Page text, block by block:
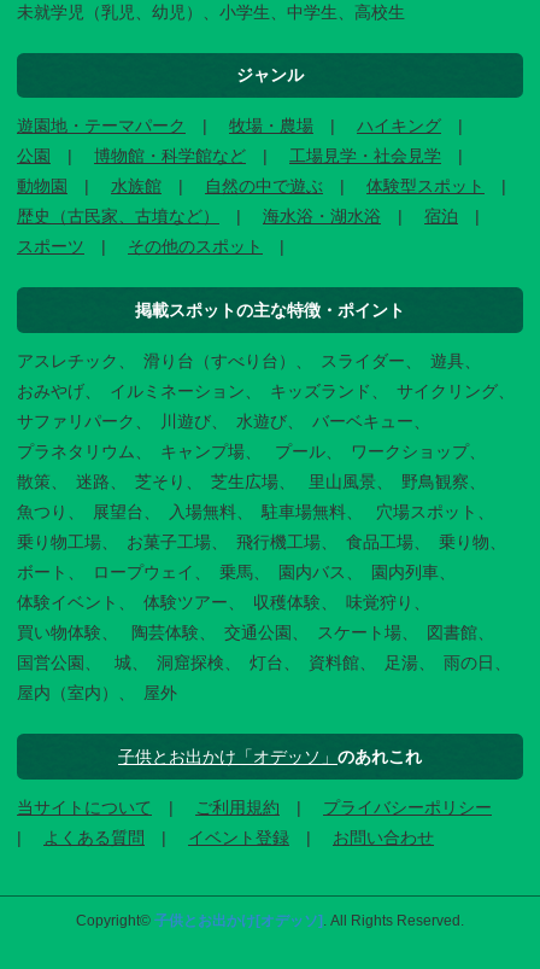
未就学児（乳児、幼児）、小学生、中学生、高校生
ジャンル
遊園地・テーマパーク 牧場・農場
ハイキング
公園
博物館・科学館など
工場見学・社会見学
動物園
水族館 自然の中で遊ぶ
体験型スポット
歴史（古民家、古墳など）
海水浴・湖水浴
宿泊
スポーツ
その他のスポット
掲載スポットの主な特徴・ポイント
アスレチック 滑り台（すべり台） スライダー
遊具
おみやげ
イルミネーション キッズランド
サイクリング
サファリパーク
川遊び 水遊び
バーベキュー
プラネタリウム
キャンプ場 プール
ワークショップ
散策
迷路 芝そり 芝生広場 里山風景
野鳥観察
魚つり
展望台 入場無料 駐車場無料
穴場スポット
乗り物工場
お菓子工場 飛行機工場 食品工場
乗り物
ボート
ロープウェイ 乗馬 園内バス
園内列車
体験イベント
体験ツアー 収穫体験
味覚狩り
買い物体験
陶芸体験 交通公園 スケート場
図書館
国営公園
城 洞窟探検 灯台 資料館 足湯
雨の日
屋内（室内）
屋外
子供とお出かけ「オデッソ」 のあれこれ
当サイトについて ご利用規約
プライバシーポリシー
よくある質問
イベント登録 お問い合わせ
Copyright© 子供とお出かけ[オデッソ] . All Rights Reserved.